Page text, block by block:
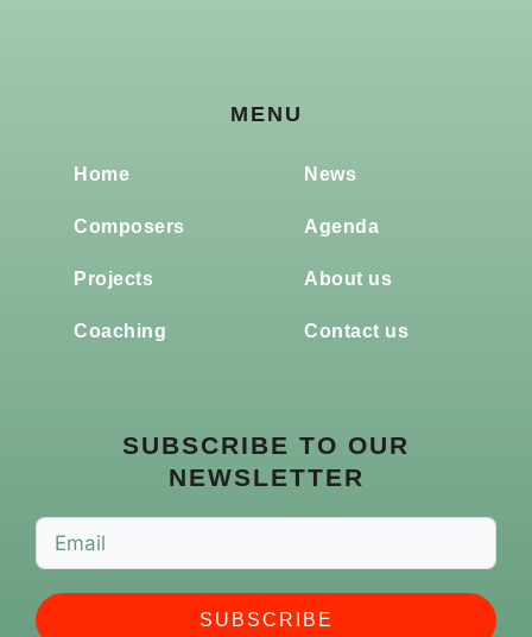
MENU
Home
Composers
Projects
Coaching
News
Agenda
About us
Contact us
SUBSCRIBE TO OUR
NEWSLETTER
SUBSCRIBE